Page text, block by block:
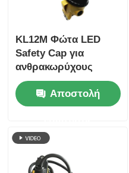
KL12M Φώτα LED
Safety Cap για
ανθρακωρύχους
Φώτα Helmet για
ανθρακωρύχους
Φώτα με σύρμα
Αποστολή